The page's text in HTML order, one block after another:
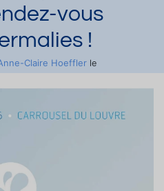
vous
!
Claire Hoefflerle
documentation